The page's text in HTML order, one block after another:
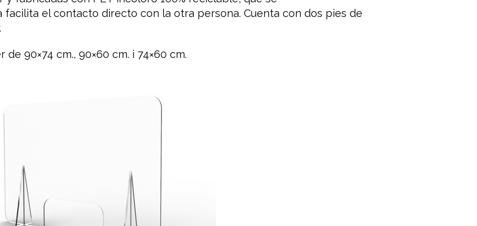
facilita el contacto directo con la otra persona. Cuenta con dos pies de
de 90×74 cm.​, 90×60 cm. ​ i 74×60 cm.